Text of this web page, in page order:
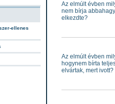
ellenes
Az elmúlt évben
nem bírja
elkezdte?
Az elmúlt évben
hogynem bírta
elvártak, mert ivott?